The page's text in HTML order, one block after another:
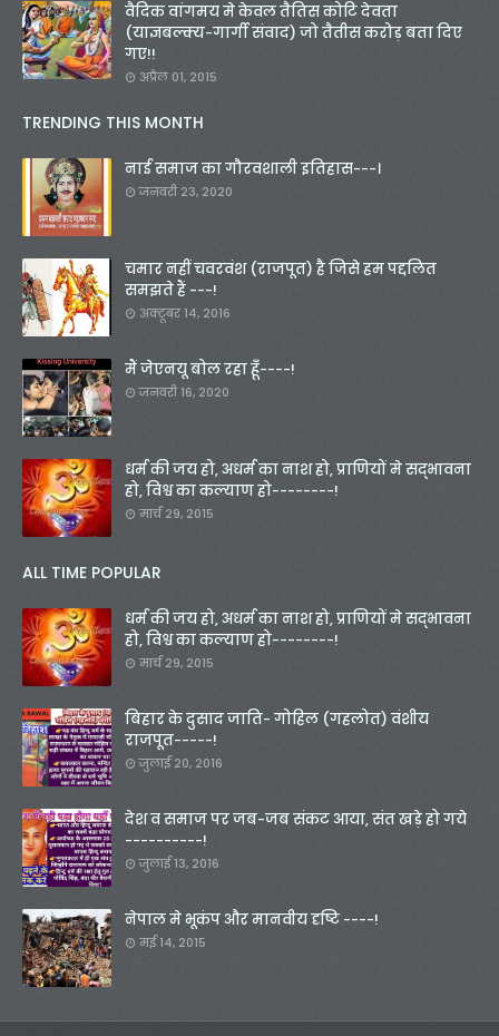
वैदिक वांगमय मे केवल तैतिस कोटि देवता
(याज्ञबल्क्य-गार्गी संवाद) जो तैतीस करोड़ बता दिए
गए!!
अप्रैल 01, 2015
TRENDING THIS MONTH
नाई समाज का गौरवशाली इतिहास---।
जनवरी 23, 2020
चमार नहीं चवरवंश (राजपूत) है जिसे हम पद्दलित
समझते हैं ---!
अक्टूबर 14, 2016
मैं जेएनयू बोल रहा हूँ----!
जनवरी 16, 2020
धर्म की जय हो, अधर्म का नाश हो, प्राणियों मे सद्भावना
हो, विश्व का कल्याण हो--------!
मार्च 29, 2015
ALL TIME POPULAR
धर्म की जय हो, अधर्म का नाश हो, प्राणियों मे सद्भावना
हो, विश्व का कल्याण हो--------!
मार्च 29, 2015
बिहार के दुसाद जाति- गोहिल (गहलोत) वंशीय
राजपूत-----!
जुलाई 20, 2016
देश व समाज पर जब-जब संकट आया, संत खड़े हो गये
----------!
जुलाई 13, 2016
नेपाल मे भूकंप और मानवीय दृष्टि ----!
मई 14, 2015